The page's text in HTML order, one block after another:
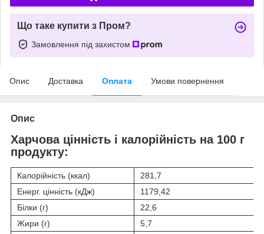
Що таке купити з Пром?
Замовлення під захистом
Опис Доставка Оплата Умови повернення
Опис
Харчова цінність і калорійність на 100 г
продукту:
Калорійність (ккал)
281,7
Енерг. цінність (кДж)
1179,42
Білки (г)
22,6
Жири (г)
5,7